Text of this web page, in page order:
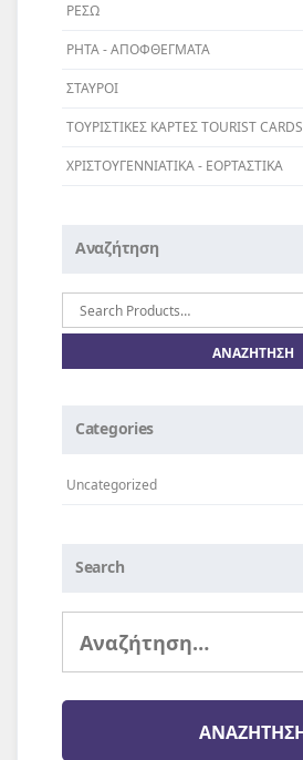
ΡΕΣΩ
ΡΗΤΑ - ΑΠΟΦΘΕΓΜΑΤΑ
ΣΤΑΥΡΟI
ΤΟΥΡΙΣΤΙΚΕΣ ΚΑΡΤΕΣ TOURIST CARDS
ΧΡΙΣΤΟΥΓΕΝΝΙΑΤΙΚΑ - ΕΟΡΤΑΣΤΙΚΑ
Αναζήτηση
Αναζήτηση
για:
Categories
Uncategorized
Search
Αναζήτηση
για: